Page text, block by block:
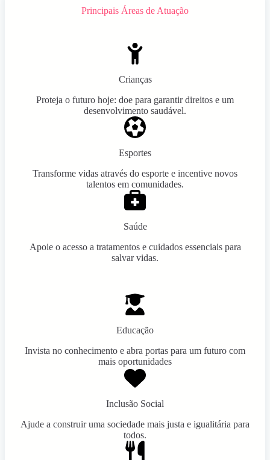
Principais Áreas de Atuação
Crianças
Proteja o futuro hoje: doe para garantir direitos e um
desenvolvimento saudável.
Esportes
Transforme vidas através do esporte e incentive novos
talentos em comunidades.
Saúde
Apoie o acesso a tratamentos e cuidados essenciais para
salvar vidas.
Educação
Invista no conhecimento e abra portas para um futuro com
mais oportunidades
Inclusão Social
Ajude a construir uma sociedade mais justa e igualitária para
todos.